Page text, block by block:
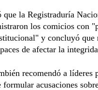
la Registraduría
los comicios con
y concluyó que
de afectar la
recomendó a líderes
formular acusaciones